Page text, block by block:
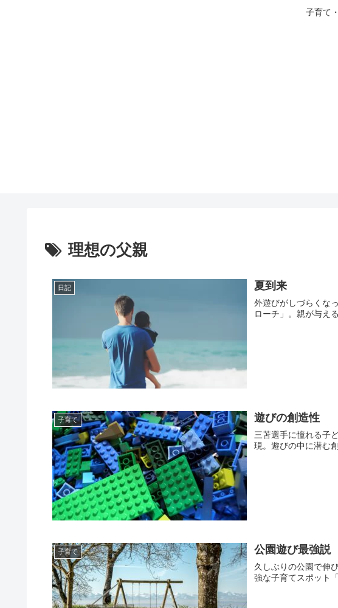
子育て
理想の父親
日記 夏到来
外遊びがしづらくな
ローチ」。親が与え
子育て 遊びの創造性
三苫選手に憧れる子
現。遊びの中に潜む
子育て 公園遊び最強説
久しぶりの公園で伸
強な子育てスポット